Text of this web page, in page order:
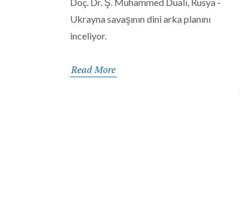
Ukrayna savaşının dini arka planını
inceliyor.
Read More